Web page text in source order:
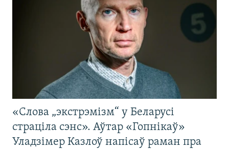
«Слова „экстрэмізм“ у Беларусі
страціла сэнс». Аўтар «Гопнікаў»
Уладзімер Казлоў напісаў раман пра